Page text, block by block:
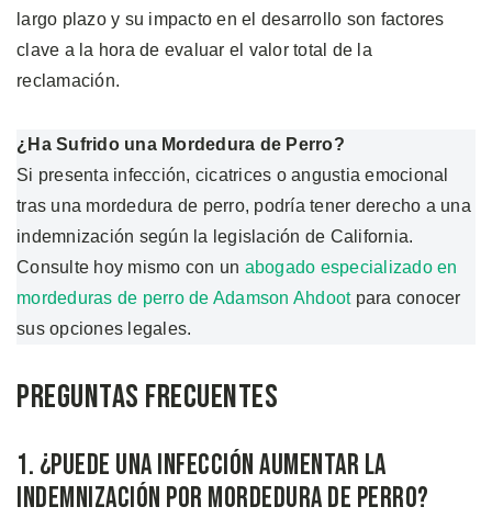
largo plazo y su impacto en el desarrollo son factores
clave a la hora de evaluar el valor total de la
reclamación.
¿Ha Sufrido una Mordedura de Perro?
Si presenta infección, cicatrices o angustia emocional
tras una mordedura de perro, podría tener derecho a una
indemnización según la legislación de California.
Consulte hoy mismo con un abogado especializado en
mordeduras de perro de Adamson Ahdootpara conocer
sus opciones legales.
Preguntas Frecuentes
1. ¿Puede una Infección Aumentar la
Indemnización por Mordedura de Perro?